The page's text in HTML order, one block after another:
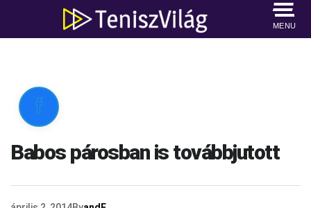
MENU

Babos párosban is továbbjutott